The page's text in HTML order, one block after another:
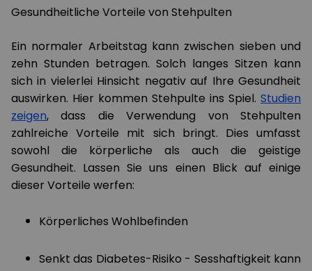
Gesundheitliche Vorteile von Stehpulten
Ein normaler Arbeitstag kann zwischen sieben und
zehn Stunden betragen. Solch langes Sitzen kann
sich in vielerlei Hinsicht negativ auf Ihre Gesundheit
auswirken. Hier kommen Stehpulte ins Spiel. Studien
zeigen, dass die Verwendung von Stehpulten
zahlreiche Vorteile mit sich bringt. Dies umfasst
sowohl die körperliche als auch die geistige
Gesundheit. Lassen Sie uns einen Blick auf einige
dieser Vorteile werfen:
Körperliches Wohlbefinden
Senkt das Diabetes-Risiko - Sesshaftigkeit kann